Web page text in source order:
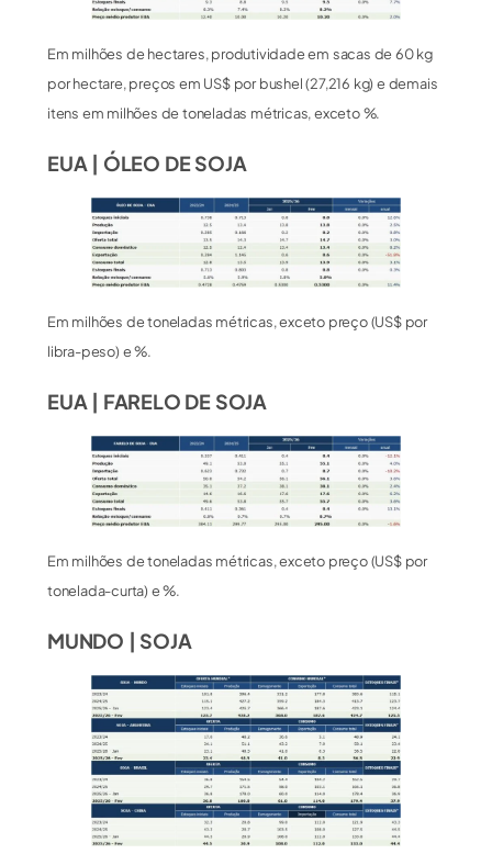
Em milhões de hectares, produtividade em sacas de 60 kg
por hectare, preços em US$ por bushel (27,216 kg) e demais
itens em milhões de toneladas métricas, exceto %.
EUA | ÓLEO DE SOJA
Em milhões de toneladas métricas, exceto preço (US$ por
libra-peso) e %.
EUA | FARELO DE SOJA
Em milhões de toneladas métricas, exceto preço (US$ por
tonelada-curta) e %.
MUNDO | SOJA